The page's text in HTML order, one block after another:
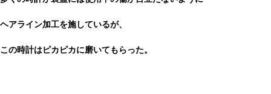
ヘアライン加工を施しているが、
この時計はピカピカに磨いてもらった。